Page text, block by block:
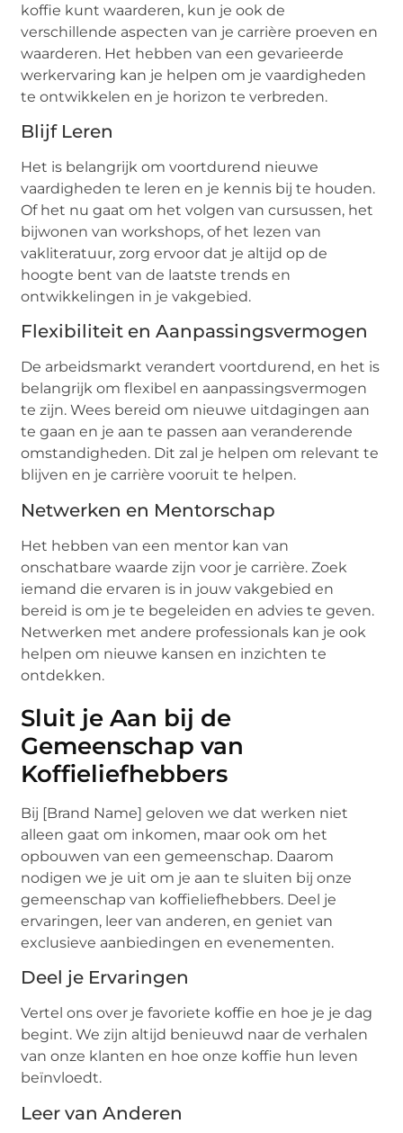
koffie kunt waarderen, kun je ook de
verschillende aspecten van je carrière proeven en
waarderen. Het hebben van een gevarieerde
werkervaring kan je helpen om je vaardigheden
te ontwikkelen en je horizon te verbreden.
Blijf Leren
Het is belangrijk om voortdurend nieuwe
vaardigheden te leren en je kennis bij te houden.
Of het nu gaat om het volgen van cursussen, het
bijwonen van workshops, of het lezen van
vakliteratuur, zorg ervoor dat je altijd op de
hoogte bent van de laatste trends en
ontwikkelingen in je vakgebied.
Flexibiliteit en Aanpassingsvermogen
De arbeidsmarkt verandert voortdurend, en het is
belangrijk om flexibel en aanpassingsvermogen
te zijn. Wees bereid om nieuwe uitdagingen aan
te gaan en je aan te passen aan veranderende
omstandigheden. Dit zal je helpen om relevant te
blijven en je carrière vooruit te helpen.
Netwerken en Mentorschap
Het hebben van een mentor kan van
onschatbare waarde zijn voor je carrière. Zoek
iemand die ervaren is in jouw vakgebied en
bereid is om je te begeleiden en advies te geven.
Netwerken met andere professionals kan je ook
helpen om nieuwe kansen en inzichten te
ontdekken.
Sluit je Aan bij de
Gemeenschap van
Koffieliefhebbers
Bij [Brand Name] geloven we dat werken niet
alleen gaat om inkomen, maar ook om het
opbouwen van een gemeenschap. Daarom
nodigen we je uit om je aan te sluiten bij onze
gemeenschap van koffieliefhebbers. Deel je
ervaringen, leer van anderen, en geniet van
exclusieve aanbiedingen en evenementen.
Deel je Ervaringen
Vertel ons over je favoriete koffie en hoe je je dag
begint. We zijn altijd benieuwd naar de verhalen
van onze klanten en hoe onze koffie hun leven
beïnvloedt.
Leer van Anderen